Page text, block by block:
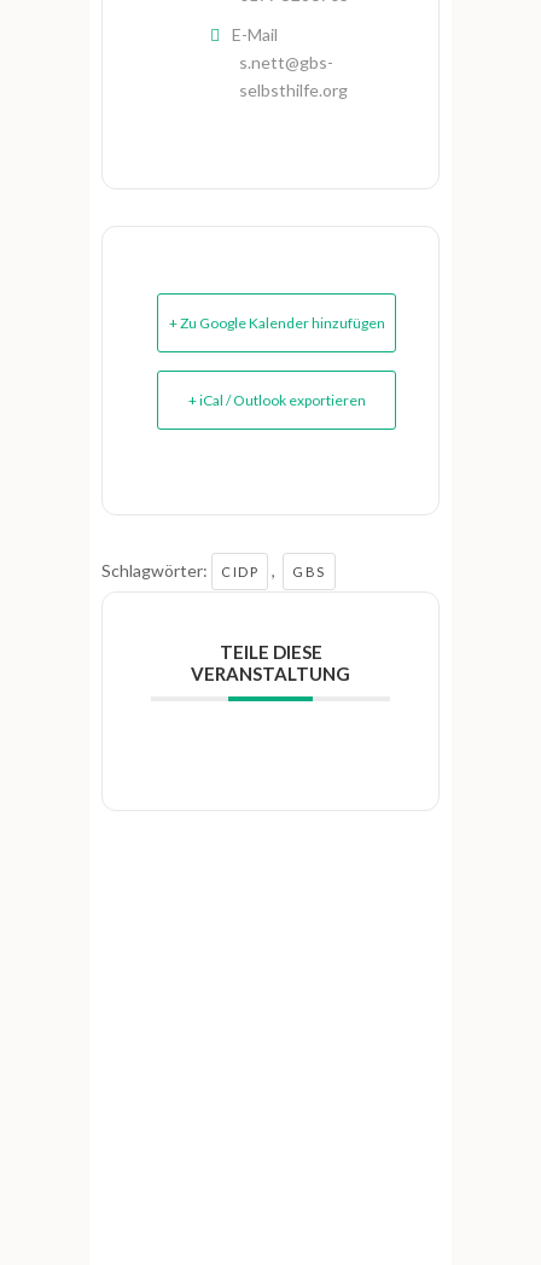
E-Mail
s.nett@gbs-
selbsthilfe.org
+ Zu Google Kalender hinzufügen
+ iCal / Outlook exportieren
Schlagwörter: CIDP , GBS
TEILE DIESE
VERANSTALTUNG